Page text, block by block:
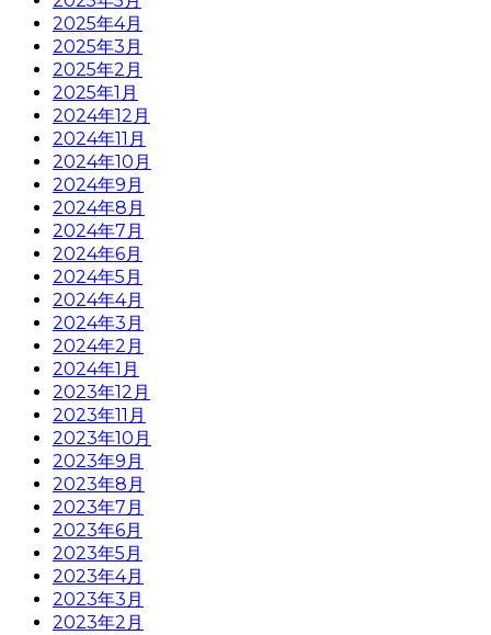
2025年4月
2025年3月
2025年2月
2025年1月
2024年12月
2024年11月
2024年10月
2024年9月
2024年8月
2024年7月
2024年6月
2024年5月
2024年4月
2024年3月
2024年2月
2024年1月
2023年12月
2023年11月
2023年10月
2023年9月
2023年8月
2023年7月
2023年6月
2023年5月
2023年4月
2023年3月
2023年2月